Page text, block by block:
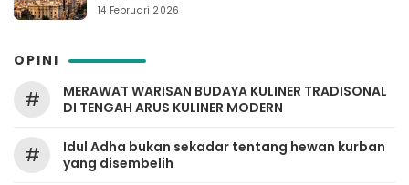
14 Februari 2026
OPINI
#
MERAWAT WARISAN BUDAYA KULINER TRADISONAL
DI TENGAH ARUS KULINER MODERN
#
Idul Adha bukan sekadar tentang hewan kurban
yang disembelih